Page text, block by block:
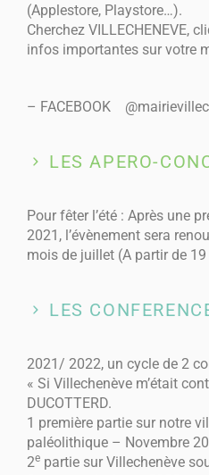
(Applestore, Playstore…).
Cherchez VILLECHENEVE,
infos importantes sur votre
– FACEBOOK
LES APERO-
Pour fêter l’été : Après une
2021, l’évènement sera
mois de juillet (A partir de
LES
2021/ 2022, un cycle de 2
« Si Villechenève m’était
DUCOTTERD.
1 première partie sur notre
paléolithique – Novembre
2e partie sur Villechenève